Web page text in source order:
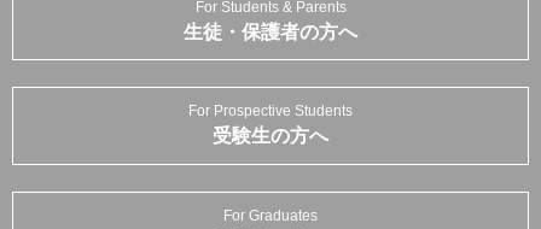
For Students & Parents
生徒・保護者の方へ
For Prospective Students
受験生の方へ
For Graduates